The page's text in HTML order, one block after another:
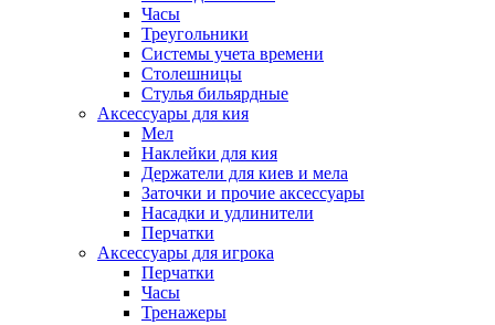
Часы
Треугольники
Системы учета времени
Столешницы
Стулья бильярдные
Аксессуары для кия
Мел
Наклейки для кия
Держатели для киев и мела
Заточки и прочие аксессуары
Насадки и удлинители
Перчатки
Аксессуары для игрока
Перчатки
Часы
Тренажеры